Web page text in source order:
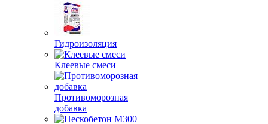
Гидроизоляция
Клеевые смеси
Противоморозная
добавка